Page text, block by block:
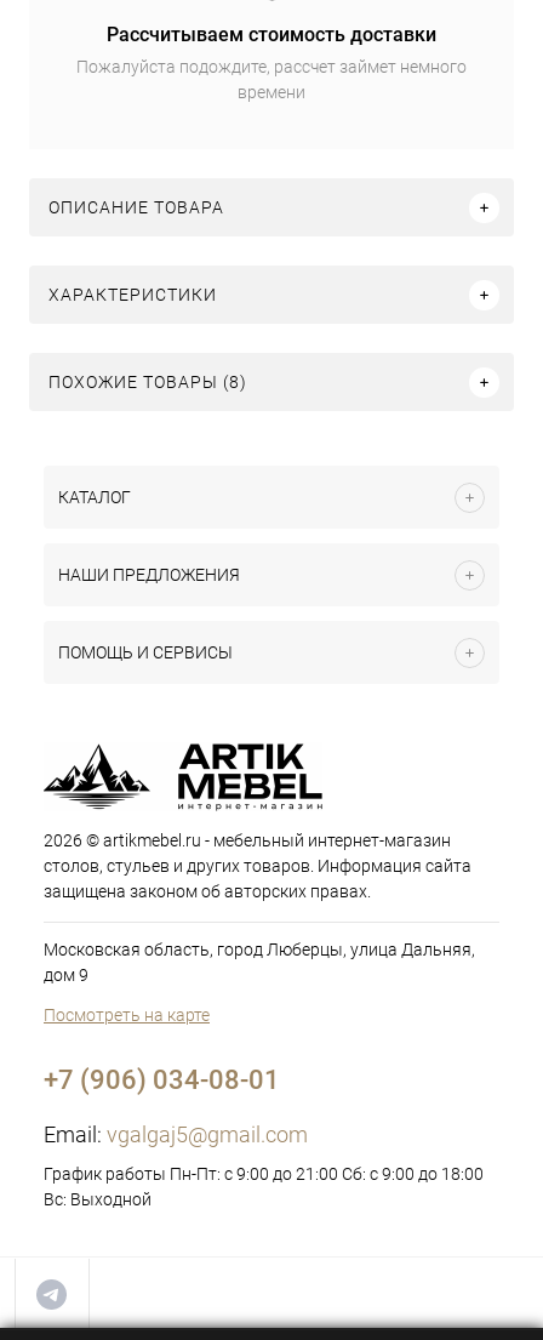
Рассчитываем стоимость доставки
Пожалуйста подождите, рассчет займет немного
времени
ОПИСАНИЕ ТОВАРА
ХАРАКТЕРИСТИКИ
ПОХОЖИЕ ТОВАРЫ (8)
КАТАЛОГ
НАШИ ПРЕДЛОЖЕНИЯ
ПОМОЩЬ И СЕРВИСЫ
2026 © artikmebel.ru - мебельный интернет-магазин
столов, стульев и других товаров. Информация сайта
защищена законом об авторских правах.
Московская область, город Люберцы, улица Дальняя,
дом 9
Посмотреть на карте
+7 (906) 034-08-01
Email: vgalgaj5@gmail.com
График работы Пн-Пт: с 9:00 до 21:00 Сб: с 9:00 до 18:00
Вс: Выходной